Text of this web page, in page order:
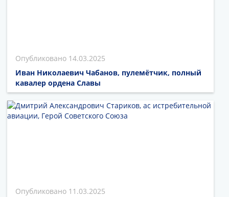
14.03.2025
Иван Николаевич Чабанов, пулемётчик, полный
кавалер ордена Славы
11.03.2025